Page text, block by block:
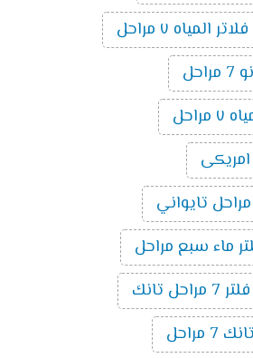
المياه ٧ مراحل
مراحل
ماء سبع مراحل
تانك